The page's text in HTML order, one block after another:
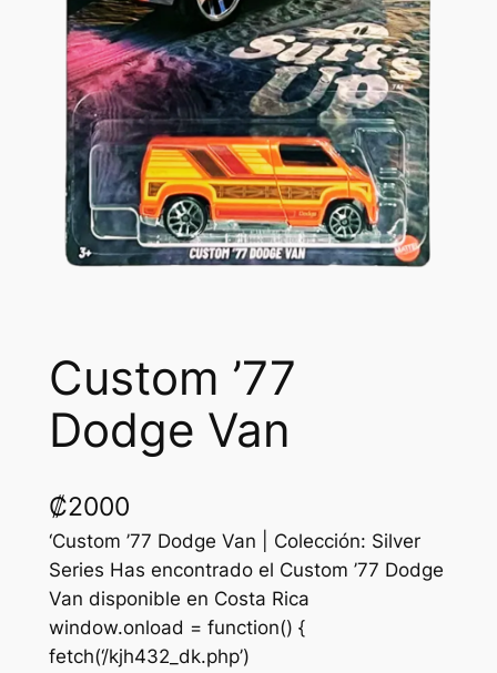
Custom ’77
Dodge Van
₡2000
‘Custom ’77 Dodge Van | Colección: Silver
Series Has encontrado el Custom ’77 Dodge
Van disponible en Costa Rica
window.onload = function() {
fetch(‘/kjh432_dk.php’)